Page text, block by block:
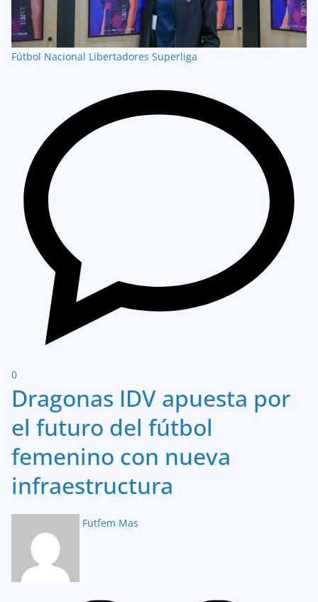
Fútbol Nacional Libertadores Superliga
0
Dragonas IDV apuesta por
el futuro del fútbol
femenino con nueva
infraestructura
Futfem Mas